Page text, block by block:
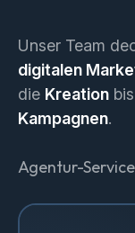
Agentur-
Unser Team
digitalen
die Kreation
Kampagnen.